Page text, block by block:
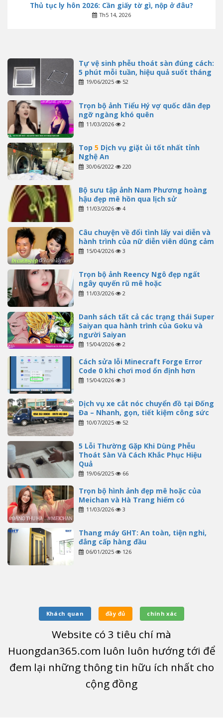
Thủ tục ly hôn 2026: Cần giấy tờ gì, nộp ở đâu?
Th5 14, 2026
Tự vệ sinh phễu thoát sàn đúng cách:
5 phút mỗi tuần, hiệu quả suốt tháng
19/06/2025 52
Trọn bộ ảnh Tiểu Hý vợ quốc dân đẹp
ngỡ ngàng khó quên
11/03/2026 2
Top 5 Dịch vụ giặt ủi tốt nhất tỉnh
Nghệ An
30/06/2022 220
Bộ sưu tập ảnh Nam Phương hoàng
hậu đẹp mê hồn qua lịch sử
11/03/2026 4
Câu chuyện về đổi tình lấy vai diễn và
hành trình của nữ diễn viên dũng cảm
15/04/2026 3
Trọn bộ ảnh Reency Ngô đẹp ngất
ngây quyến rũ mê hoặc
11/03/2026 2
Danh sách tất cả các trạng thái Super
Saiyan qua hành trình của Goku và
người Saiyan
15/04/2026 2
Cách sửa lỗi Minecraft Forge Error
Code 0 khi chơi mod ổn định hơn
15/04/2026 3
Dịch vụ xe cắt nóc chuyển đồ tại Đống
Đa – Nhanh, gọn, tiết kiệm công sức
10/07/2025 52
5 Lỗi Thường Gặp Khi Dùng Phễu
Thoát Sàn Và Cách Khắc Phục Hiệu
Quả
19/06/2025 66
Trọn bộ hình ảnh đẹp mê hoặc của
Meichan và Hà Trang hiếm có
11/03/2026 3
Thang máy GHT: An toàn, tiện nghi,
đẳng cấp hàng đầu
06/01/2025 126
Khách quan đầy đủ chính xác
Website có 3 tiêu chí mà
Huongdan365.com luôn luôn hướng tới để
đem lại những thông tin hữu ích nhất cho
cộng đồng